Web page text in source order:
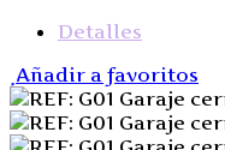
Detalles
Añadir a favoritos